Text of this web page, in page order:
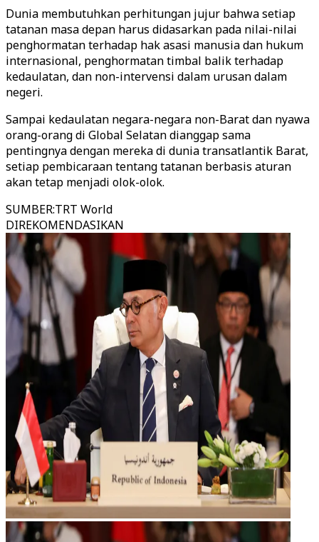
Dunia membutuhkan perhitungan jujur bahwa setiap
tatanan masa depan harus didasarkan pada nilai-nilai
penghormatan terhadap hak asasi manusia dan hukum
internasional, penghormatan timbal balik terhadap
kedaulatan, dan non-intervensi dalam urusan dalam
negeri.
Sampai kedaulatan negara-negara non-Barat dan nyawa
orang-orang di Global Selatan dianggap sama
pentingnya dengan mereka di dunia transatlantik Barat,
setiap pembicaraan tentang tatanan berbasis aturan
akan tetap menjadi olok-olok.
SUMBER:TRT World
DIREKOMENDASIKAN